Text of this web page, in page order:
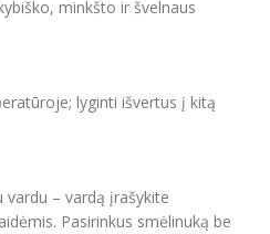
minkšto ir švelnaus
lyginti išvertus į kitą
vardu – vardą įrašykite
Pasirinkus smėlinuką be